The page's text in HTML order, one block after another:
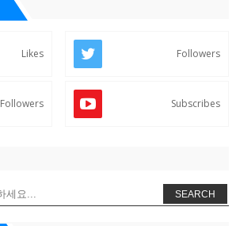
Likes Followers
Followers Subscribes
SEARCH